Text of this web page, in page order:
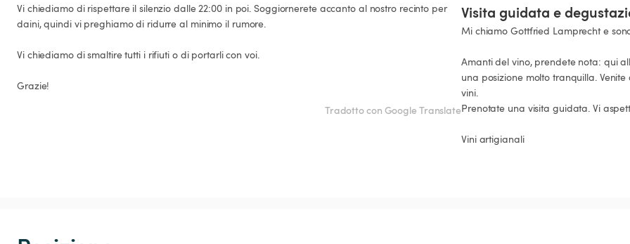
Vi chiediamo di rispettare il silenzio dalle 22:00 in poi. Soggiornerete accanto al nostro recinto per
daini, quindi vi preghiamo di ridurre al minimo il rumore.
Vi chiediamo di smaltire tutti i rifiuti o di portarli con voi.
Grazie!
Tradotto con Google Translate
Visita guidata e
Mi chiamo Gottfried Lamprecht e
Amanti del vino, prendete nota: qui
una posizione molto tranquilla.
vini.
Prenotate una visita guidata. Vi
Vini artigianali